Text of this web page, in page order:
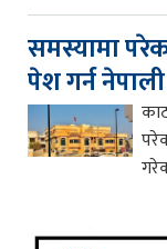
समस्यामा
पेश गर्न